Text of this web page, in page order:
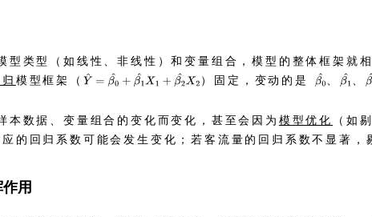
型类型（如线性、非线性）和变量组合，模型的整体框架就
模型框架（ ）固定，变动的是 、 、
本数据、变量组合的变化而变化，甚至会因为 模型优化
（如
的回归系数可能会发生变化；若客流量的回归系数不显著
用